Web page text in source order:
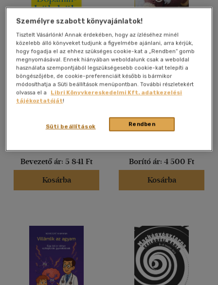
Vélemény szerint
(16)
(8)
(2)
(1)
(1)
Alkalmaz
Dopaminkölykök
Michaeleen Doucleff
Bevezető ár: 5 841 Ft
Kosárba
Aromaterápia gyerekeknek
Könyv
Borító ár: 4 500 Ft
Kosárba
Személyre szabott könyvajánlatok!
Tisztelt Vásárlónk! Annak érdekében, hogy az ízléséhez minél
közelebb álló könyveket tudjunk a figyelmébe ajánlani, arra kérjük,
hogy fogadja el az ehhez szükséges cookie-kat a „Rendben” gomb
megnyomásával. Ennek hiányában weboldalunk csak a weboldal
használata szempontjából legszükségesebb cookie-kat telepíti a
böngészőjébe, de cookie-preferenciáit később is bármikor
módosíthatja a Süti beállítások menüpontban. További részletekért
olvassa el a
Libri Könyvkereskedelmi Kft. adatkezelési
tájékoztatóját!
Rendben
Süti beállítások